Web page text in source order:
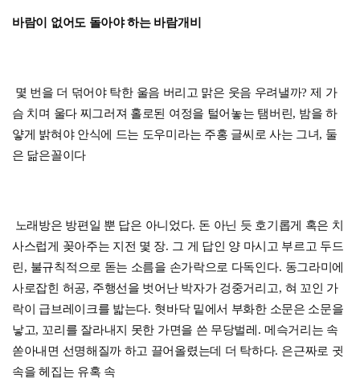
바람이 없어도 돌아야 하는 바람개비
몇 번을 더 덖어야 탁한 울음 버리고 맑은 웃음 우려낼까?제 가
슴 치며 울다 찌그러져 홀로된 여정을 털어놓는 탬버린 , 밤을 하
얗게 밝혀야 안식에 드는 도우미라는 주홍 글씨로 사는 그녀, 둘
은 닮은꼴이다
노래방은 방편일 뿐 답은 아니었다. 돈 아닌 듯 호기롭게 혹은 치
사스럽게 꽂아주는 지전 몇 장. 그 게 답인 양 마시고 부르고 두드
린 , 불규칙적으로 돋는 소름을 손가락으로 다독인다. 동그라미에
사로잡힌 허공, 주행선을 벗어난 박자가 겅중거리고, 혀 꼬인 가
락이 급브레이크를 밟는다. 혓바닥 밑에서 부화한 소문은 소문을
낳고, 꼬리를 잘라내지 못한 가면을 쓴 무당벌레 . 메슥거리는 속
쏟아내면 선명해질까 하고 끌어올렸는데 더 탁하다. 은근짜로 귓
속을 헤집는 유혹 속